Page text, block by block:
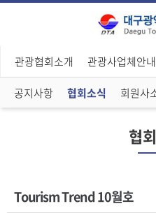
관광협회소개 관광사업체안내
공지사항 협회소식 회원사
협
Tourism Trend 10월호